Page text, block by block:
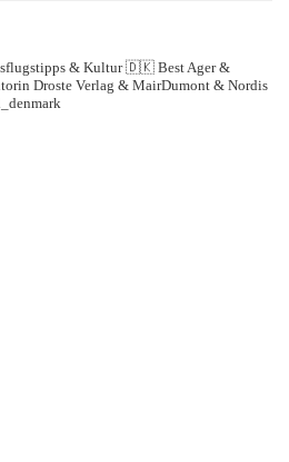
& Kultur🇩🇰 Best Ager &
Droste Verlag & MairDumont & Nordis